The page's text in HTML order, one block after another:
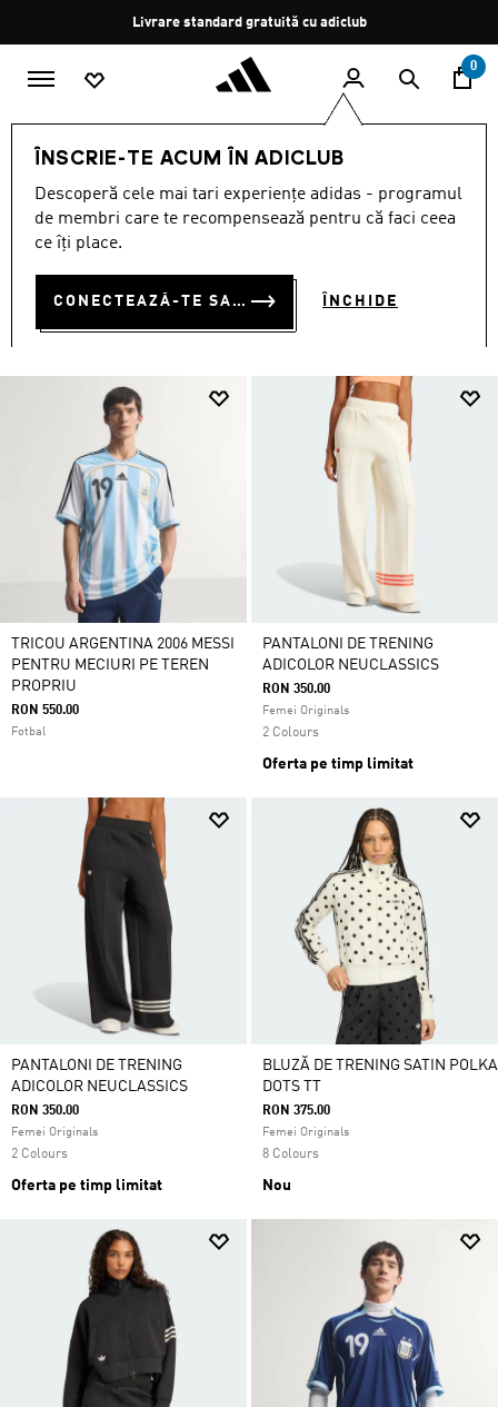
Oprește
rotația
Livrare standard gratuită cu adiclub
0
ÎNSCRIE-TE ACUM ÎN ADICLUB
Descoperă cele mai tari experiențe adidas - programul
de membri care te recompensează pentru că faci ceea
ce îți place.
CONECTEAZĂ-TE SAU ÎNSCRIE-TE ACUM ÎNCHIDE
Femei ÎMBRĂCĂMINTE
ÎMBRĂCĂMINTE (3390)
TRICOU ARGENTINA 2006 MESSI
PENTRU MECIURI PE TEREN
PROPRIU
RON 550.00
Fotbal
PANTALONI DE TRENING
ADICOLOR NEUCLASSICS
RON 350.00
Femei Originals
2 Colours
Oferta pe timp limitat
PANTALONI DE TRENING
ADICOLOR NEUCLASSICS
RON 350.00
Femei Originals
2 Colours
Oferta pe timp limitat
BLUZĂ DE TRENING SATIN POLKA
DOTS TT
RON 375.00
Femei Originals
8 Colours
Nou